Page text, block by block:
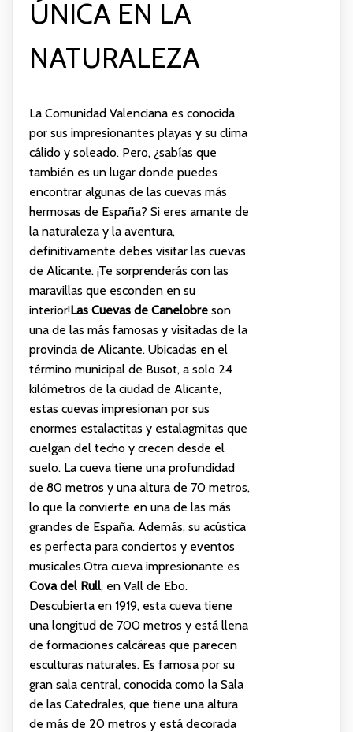
ÚNICA EN LA
NATURALEZA
La Comunidad Valenciana es conocida
por sus impresionantes playas y su clima
cálido y soleado. Pero, ¿sabías que
también es un lugar donde puedes
encontrar algunas de las cuevas más
hermosas de España? Si eres amante de
la naturaleza y la aventura,
definitivamente debes visitar las cuevas
de Alicante. ¡Te sorprenderás con las
maravillas que esconden en su
interior!Las Cuevas de Canelobreson
una de las más famosas y visitadas de la
provincia de Alicante. Ubicadas en el
término municipal de Busot, a solo 24
kilómetros de la ciudad de Alicante,
estas cuevas impresionan por sus
enormes estalactitas y estalagmitas que
cuelgan del techo y crecen desde el
suelo. La cueva tiene una profundidad
de 80 metros y una altura de 70 metros,
lo que la convierte en una de las más
grandes de España. Además, su acústica
es perfecta para conciertos y eventos
musicales.Otra cueva impresionante es
Cova del Rull, en Vall de Ebo.
Descubierta en 1919, esta cueva tiene
una longitud de 700 metros y está llena
de formaciones calcáreas que parecen
esculturas naturales. Es famosa por su
gran sala central, conocida como la Sala
de las Catedrales, que tiene una altura
de más de 20 metros y está decorada